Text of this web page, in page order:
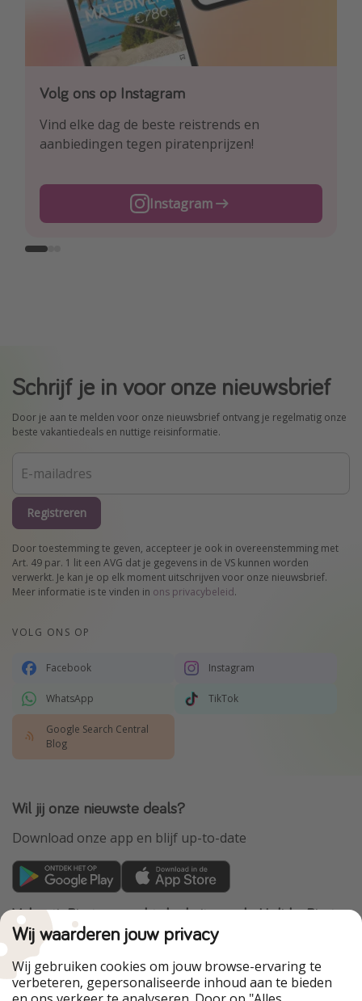
Volg ons op Instagram
Vind elke dag de beste reistrends en
aanbiedingen tegen piratenprijzen!
Instagram
Volg ons op Facebook
Ontdek onze dagelijkse reis- en
vluchtaanbiedingen tegen piratenprijzen!
Facebook
Volg ons op TikTok
Voor de heetste deals en beste reis-hacks!
TikTok
Schrijf je in voor onze nieuwsbrief
Door je aan te melden voor onze nieuwsbrief ontvang je regelmatig onze
beste vakantiedeals en nuttige reisinformatie.
Registreren
Door toestemming te geven, accepteer je ook in overeenstemming met
Art. 49 par. 1 lit een AVG dat je gegevens in de VS kunnen worden
verwerkt. Je kan je op elk moment uitschrijven voor onze nieuwsbrief.
Meer informatie is te vinden in ons privacybeleid.
VOLG ONS OP
Facebook Instagram
WhatsApp TikTok
Google Search Central
Blog
Wil jij onze nieuwste deals?
Download onze app en blijf up-to-date
VakantiePiraten maakt deel uit van de HolidayPirates
Group
Onze markten
PiratinViaggio
HolidayPirates
Wij waarderen jouw privacy
Wij gebruiken cookies om jouw browse-ervaring te
verbeteren, gepersonaliseerde inhoud aan te bieden